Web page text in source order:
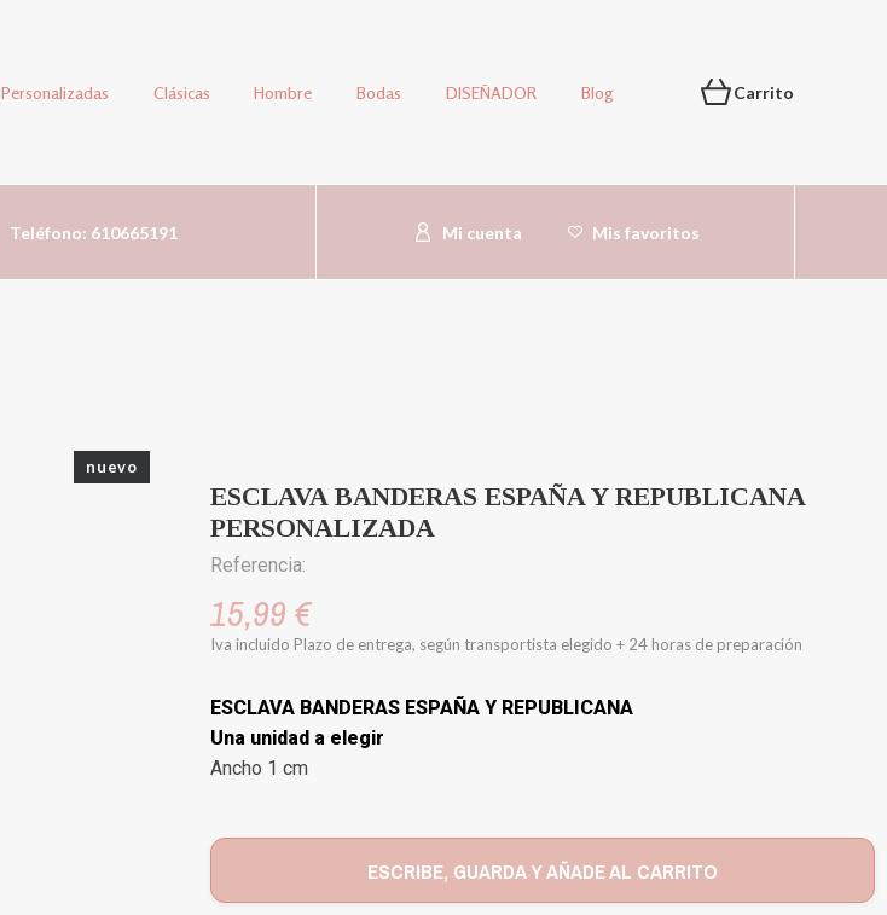
Personalizadas Clásicas Hombre Bodas DISEÑADOR Blog Carrito
Teléfono: 610665191 Mi cuenta Mis favoritos
nuevo
ESCLAVA BANDERAS ESPAÑA Y REPUBLICANA
PERSONALIZADA
Referencia:
15,99 €
Iva incluido Plazo de entrega, según transportista elegido + 24 horas de preparación
ESCLAVA BANDERAS ESPAÑA Y REPUBLICANA
Una unidad a elegir
Ancho 1 cm
ESCRIBE, GUARDA Y AÑADE AL CARRITO